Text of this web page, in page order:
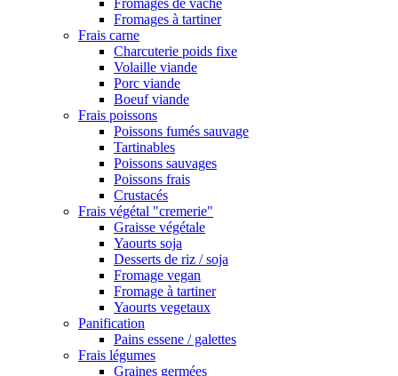
Fromages à tartiner
Frais carne
Charcuterie poids fixe
Volaille viande
Porc viande
Boeuf viande
Frais poissons
Poissons fumés sauvage
Tartinables
Poissons sauvages
Poissons frais
Crustacés
Frais végétal "cremerie"
Graisse végétale
Yaourts soja
Desserts de riz / soja
Fromage vegan
Fromage à tartiner
Yaourts vegetaux
Panification
Pains essene / galettes
Frais légumes
Graines germées